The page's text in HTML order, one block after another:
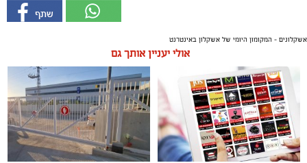
אשקלונים - המקומון היומי של אשקלון באינטרנט
אולי יעניין אותך גם